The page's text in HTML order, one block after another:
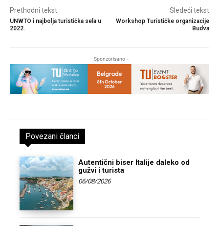
Prethodni tekst
UNWTO i najbolja turistička sela u
2022.
Sledeći tekst
Workshop Turističke organizacije
Budva
- Sponzorisano -
Povezani članci
Autentični biser Italije daleko od
gužvi i turista
06/08/2026